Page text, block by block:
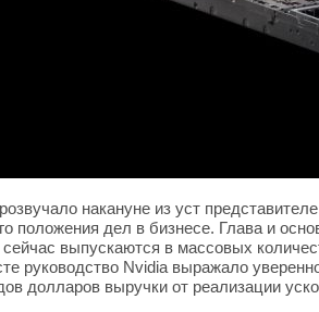
накануне из уст
положения дел в бизнесе. Глава и
выпускаются в массовых
руководство Nvidia выражало
долларов выручки от реализации